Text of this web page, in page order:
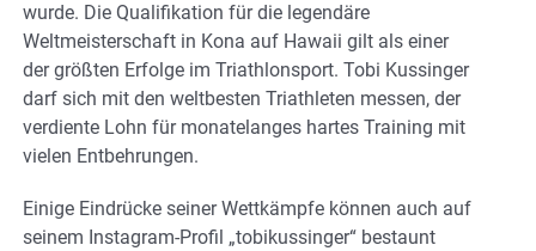
wurde. Die Qualifikation für die legendäre
Weltmeisterschaft in Kona auf Hawaii gilt als einer
der größten Erfolge im Triathlonsport. Tobi Kussinger
darf sich mit den weltbesten Triathleten messen, der
verdiente Lohn für monatelanges hartes Training mit
vielen Entbehrungen.
Einige Eindrücke seiner Wettkämpfe können auch auf
seinem Instagram-Profil „tobikussinger“ bestaunt